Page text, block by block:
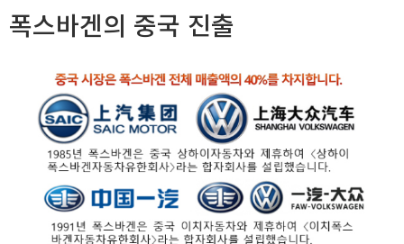
폭스바겐의 중국 진출